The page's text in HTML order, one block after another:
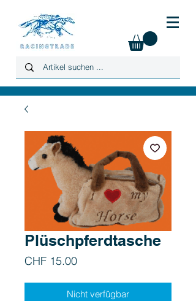
Plüschpferdtasche
CHF 15.00Preis
Nicht verfügbar